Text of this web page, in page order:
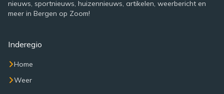
nieuws, sportnieuws, huizennieuws, artikelen, weerbericht en
meer in Bergen op Zoom!
Inderegio
Home
Weer